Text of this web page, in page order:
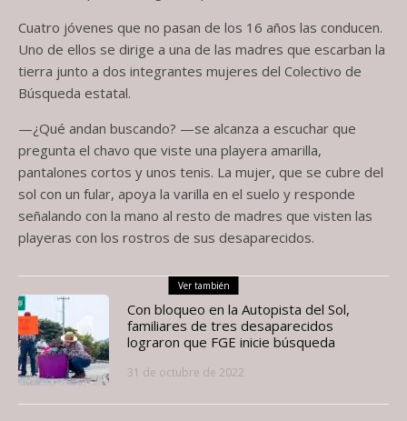
Cuatro jóvenes que no pasan de los 16 años las conducen.
Uno de ellos se dirige a una de las madres que escarban la
tierra junto a dos integrantes mujeres del Colectivo de
Búsqueda estatal.
—¿Qué andan buscando? —se alcanza a escuchar que
pregunta el chavo que viste una playera amarilla,
pantalones cortos y unos tenis. La mujer, que se cubre del
sol con un fular, apoya la varilla en el suelo y responde
señalando con la mano al resto de madres que visten las
playeras con los rostros de sus desaparecidos.
Ver también
Con bloqueo en la Autopista del Sol,
familiares de tres desaparecidos
lograron que FGE inicie búsqueda
31 de octubre de 2022